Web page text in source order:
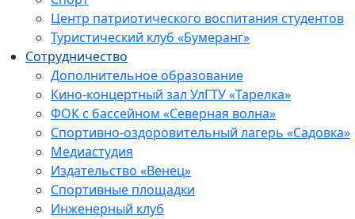
Центр патриотического воспитания студентов
Туристический клуб «Бумеранг»
Сотрудничество
Дополнительное образование
Кино-концертный зал УлГТУ «Тарелка»
ФОК с бассейном «Северная волна»
Спортивно-оздоровительный лагерь «Садовка»
Медиастудия
Издательство «Венец»
Спортивные площадки
Инженерный клуб